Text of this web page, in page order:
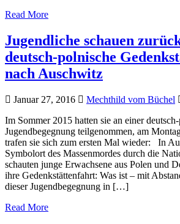
Read More
Jugendliche schauen
deutsch-polnische
nach Auschwitz
Januar 27, 2016 Mechthild vom Büchel
Im Sommer 2015 hatten sie an einer
Jugendbegegnung teilgenommen, am
trafen sie sich zum ersten Mal wieder: In
Symbolort des Massenmordes durch die
schauten junge Erwachsene aus Polen und
ihre Gedenkstättenfahrt: Was ist – mit
dieser Jugendbegegnung in […]
Read More